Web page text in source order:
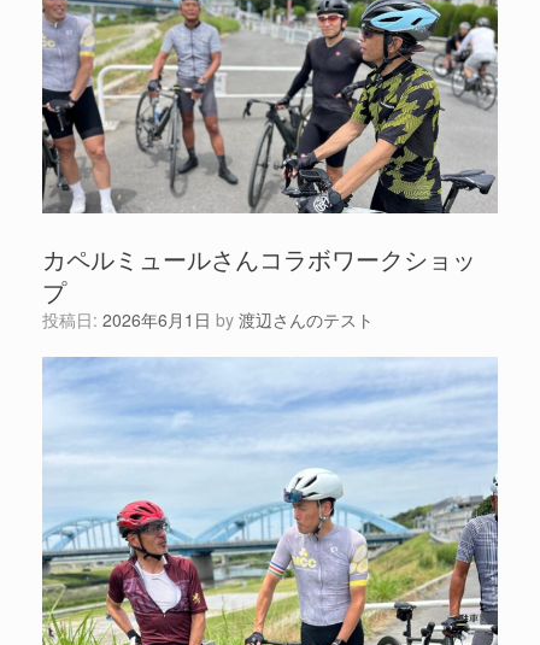
カペルミュールさんコラボワークショッ
プ
投稿日: 2026年6月1日 by 渡辺さんのテスト